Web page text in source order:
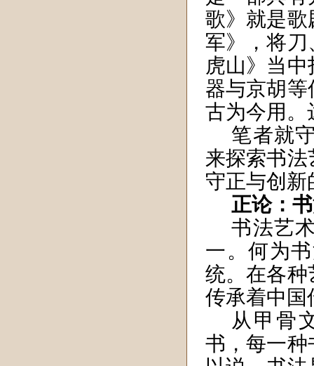
歌》就是歌
军》，将刀
虎山》当
器与京胡
古为今用。
笔者就
来探索书
守正与创新
正论：
书法艺
一。何为
统。在各种
传承着中国
从甲骨
书，每一种